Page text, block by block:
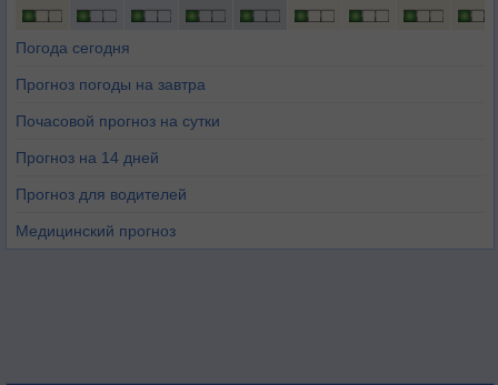
Погода сегодня
Прогноз погоды на завтра
Почасовой прогноз на сутки
Прогноз на 14 дней
Прогноз для водителей
Медицинский прогноз